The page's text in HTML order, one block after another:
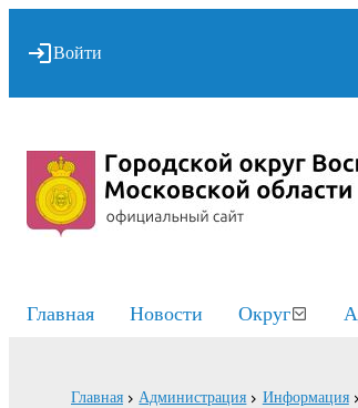
Войти
Главная Новости Округ
Главная Администрация Информация